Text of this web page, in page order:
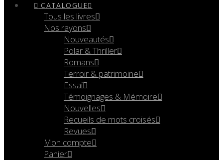
CATALOGUE
Tous les livres
Nos rayons
Nouveautés
Polar & Thriller
Romans
Terroir & patrimoine
Essai
Témoignages & Mémoire
Nouvelles
Recueils de mots croisés
Revues
Mon compte
Panier